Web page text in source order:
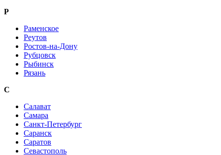
Р
Раменское
Реутов
Ростов-на-Дону
Рубцовск
Рыбинск
Рязань
С
Салават
Самара
Санкт-Петербург
Саранск
Саратов
Севастополь